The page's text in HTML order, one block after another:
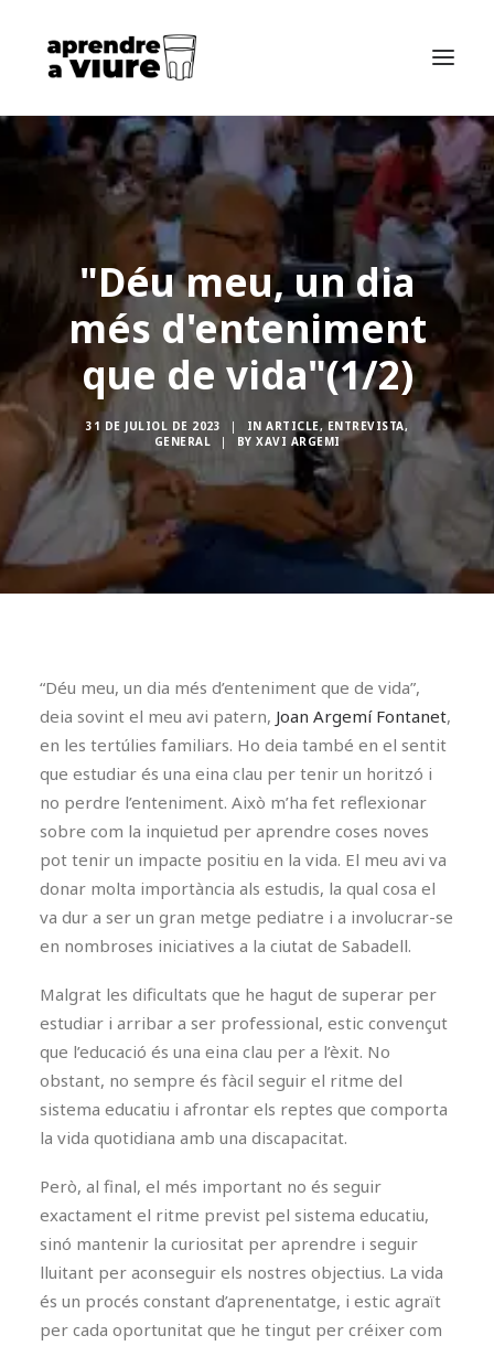
INICI
SOBRE EL LLIBRE
SEARCH
ES
EN
FR
POSTS
"Déu meu, un dia
més d'enteniment
que de vida"(1/2)
31 DE JULIOL DE 2023 | IN ARTICLE, ENTREVISTA,
GENERAL
| BY XAVI ARGEMI
“Déu meu, un dia més d’enteniment que de vida”,
deia sovint el meu avi patern, Joan Argemí Fontanet,
en les tertúlies familiars. Ho deia també en el sentit
que estudiar és una eina clau per tenir un horitzó i
no perdre l’enteniment. Això m’ha fet reflexionar
sobre com la inquietud per aprendre coses noves
pot tenir un impacte positiu en la vida. El meu avi va
donar molta importància als estudis, la qual cosa el
va dur a ser un gran metge pediatre i a involucrar-se
en nombroses iniciatives a la ciutat de Sabadell.
Malgrat les dificultats que he hagut de superar per
estudiar i arribar a ser professional, estic convençut
que l’educació és una eina clau per a l’èxit. No
obstant, no sempre és fàcil seguir el ritme del
sistema educatiu i afrontar els reptes que comporta
la vida quotidiana amb una discapacitat.
Però, al final, el més important no és seguir
exactament el ritme previst pel sistema educatiu,
sinó mantenir la curiositat per aprendre i seguir
lluitant per aconseguir els nostres objectius. La vida
és un procés constant d’aprenentatge, i estic agraït
per cada oportunitat que he tingut per créixer com